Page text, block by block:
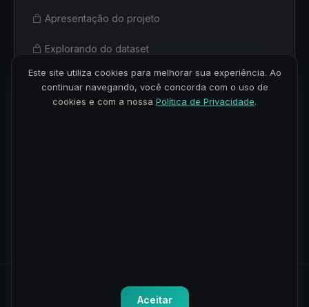
Apresentação do projeto
Explorando do dataset
Limpeza dos dados
Análise exploratória dos dados – pt. 1
Todos os direitos reservados. Política de Privacidade
Este site utiliza cookies para melhorar sua experiência. Ao
continuar navegando, você concorda com o uso de
cookies e com a nossa Política de Privacidade.
Aceitar